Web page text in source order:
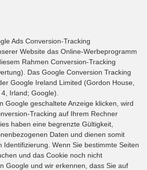
Ads Conversion-Tracking
Website das Online-Werbeprogramm
Rahmen Conversion-Tracking
Das Google Conversion Tracking
Google Ireland Limited (Gordon House,
Irland; Google).
Google geschaltete Anzeige klicken, wird
Tracking auf Ihrem Rechner
haben eine begrenzte Gültigkeit,
Daten und dienen somit
Identifizierung. Wenn Sie bestimmte Seiten
und das Cookie noch nicht
Google und wir erkennen, dass Sie auf